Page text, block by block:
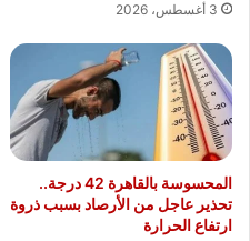
3 أغسطس، 2026
المحسوسة بالقاهرة 42 درجة..
تحذير عاجل من الأرصاد بسبب ذروة
ارتفاع الحرارة